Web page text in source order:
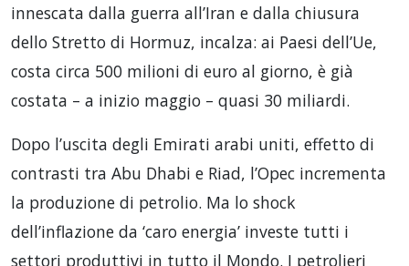
innescata dalla guerra all’Iran e dalla chiusura
dello Stretto di Hormuz, incalza: ai Paesi dell’Ue,
costa circa 500 milioni di euro al giorno, è già
costata – a inizio maggio – quasi 30 miliardi.
Dopo l’uscita degli Emirati arabi uniti, effetto di
contrasti tra Abu Dhabi e Riad, l’Opec incrementa
la produzione di petrolio. Ma lo shock
dell’inflazione da ‘caro energia’ investe tutti i
settori produttivi in tutto il Mondo. I petrolieri